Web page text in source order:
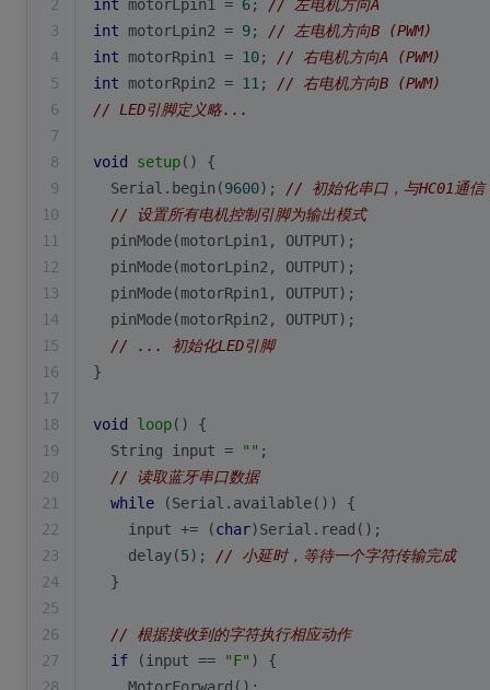
2 int motorLpin1 = 6; // 左电机方向A
3
int motorLpin2 = 9; // 左电机方向B (PWM)
4
int motorRpin1 = 10; // 右电机方向A (PWM)
5
int motorRpin2 = 11 ; // 右电机方向B (PWM)
6
// LED引脚定义略...
7
8
void setup()
{
9
  Serial.
begin (9600); // 初始化串口，与HC01通信
10
// 设置所有电机控制引脚为输出模式
11
pinMode(motorLpin1, OUTPUT);
12
pinMode(motorLpin2, OUTPUT);
13
pinMode(motorRpin1, OUTPUT);
14
pinMode(motorRpin2, OUTPUT);
15
// ... 初始化LED引脚
16
}
17
18
void loop()
{
19
  String input =
"" ;
20
// 读取蓝牙串口数据
21
while (Serial. available()) {
22
    input += (
char)Serial. read ();
23
delay(5); // 小延时，等待一个字符传输完成
24
  }
25
26
// 根据接收到的字符执行相应动作
27
if (input == "F" ) {